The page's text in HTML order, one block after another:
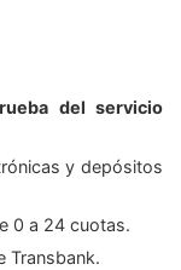
del servicio
y depósitos
0 a 24 cuotas.
Transbank.